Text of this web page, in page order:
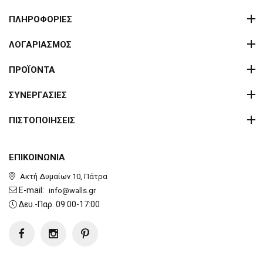
ΕΠΙΚΟΙΝΩΝΙΑ
Ακτή Δυμαίων 10, Πάτρα
E-mail: info@walls.gr
Δευ.-Παρ. 09:00-17:00
ΠΛΗΡΟΦΟΡΙΕΣ
ΛΟΓΑΡΙΑΣΜΟΣ
ΠΡΟΪΟΝΤΑ
ΣΥΝΕΡΓΑΣΙΕΣ
ΠΙΣΤΟΠΟΙΗΣΕΙΣ